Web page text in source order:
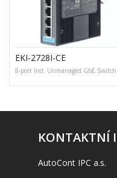
EKI-2728I-CE
8-port Ind. Unmanaged GbE
KONTAKTNÍ
AutoCont IPC a.s.